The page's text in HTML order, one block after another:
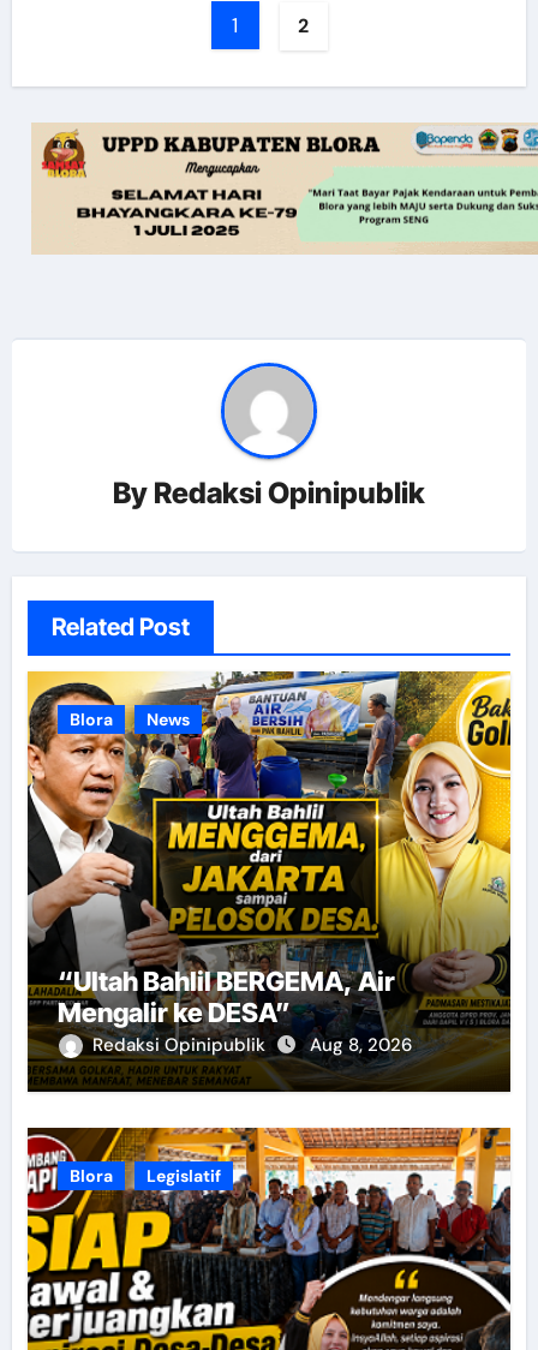
1 2
By Redaksi Opinipublik
Related Post
Blora News
“Ultah Bahlil BERGEMA, Air
Mengalir ke DESA”
Redaksi Opinipublik Aug 8, 2026
Blora Legislatif